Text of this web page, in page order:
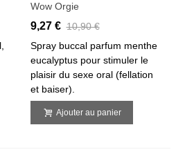
Wow Orgie
9,27 € 10,90 €
Spray buccal parfum menthe
eucalyptus pour stimuler le
plaisir du sexe oral (fellation
et baiser).
Ajouter au panier